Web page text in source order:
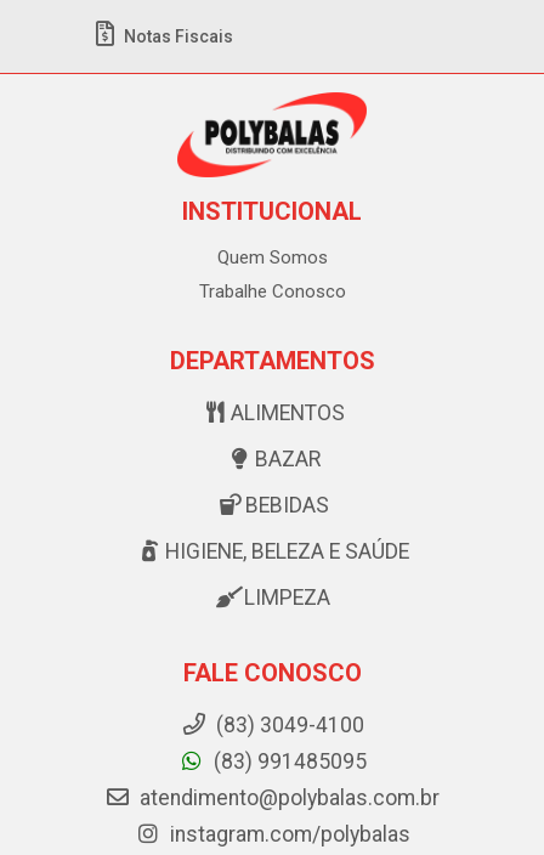
Notas Fiscais
INSTITUCIONAL
Quem Somos
Trabalhe Conosco
DEPARTAMENTOS
ALIMENTOS
BAZAR
BEBIDAS
HIGIENE, BELEZA E SAÚDE
LIMPEZA
FALE CONOSCO
(83) 3049-4100
(83) 991485095
atendimento@polybalas.com.br
instagram.com/polybalas